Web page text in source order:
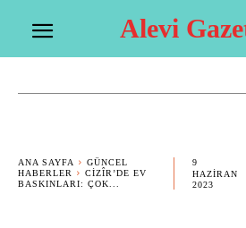
Alevi
ANA SAYFA
GÜNCEL
HABERLER
CIZÎR’DE EV
BASKINLARI: ÇOK...
9
HAZIRAN
2023